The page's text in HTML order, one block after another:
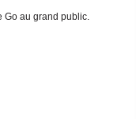
Go au grand public.